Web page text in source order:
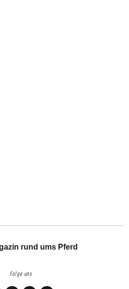
rund ums Pferd
Folge uns